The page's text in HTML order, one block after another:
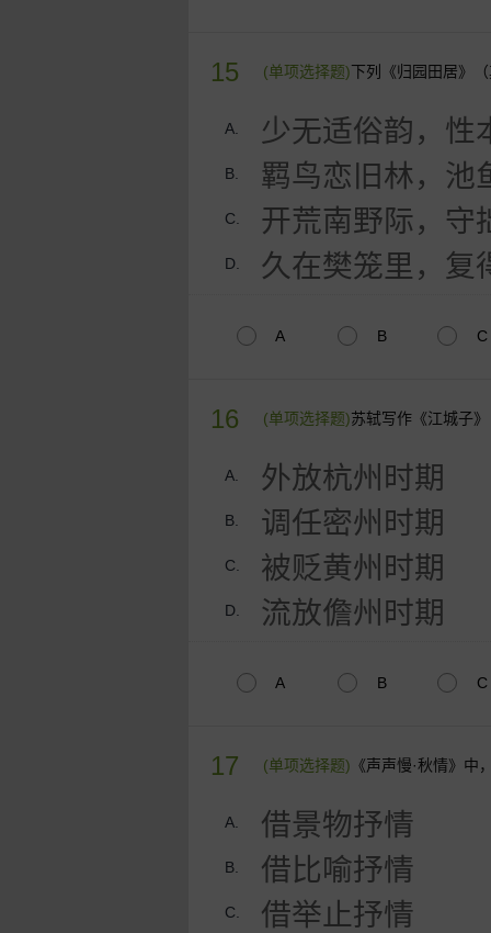
15 (单项选择题)下列《归园田居》
A. 少无适俗韵，性
B. 羁鸟恋旧林，池
C. 开荒南野际，守
D. 久在樊笼里，复
A B C
16 (单项选择题)苏轼写作《江城子
A. 外放杭州时期
B. 调任密州时期
C. 被贬黄州时期
D. 流放儋州时期
A B C
17 (单项选择题) 《声声慢·秋情》
A. 借景物抒情
B. 借比喻抒情
C. 借举止抒情